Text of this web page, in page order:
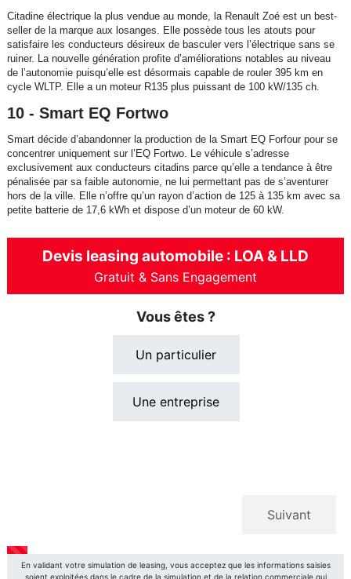
Citadine électrique la plus vendue au monde, la Renault Zoé est un best-
seller de la marque aux losanges. Elle possède tous les atouts pour
satisfaire les conducteurs désireux de basculer vers l’électrique sans se
ruiner. La nouvelle génération profite d’améliorations notables au niveau
de l’autonomie puisqu’elle est désormais capable de rouler 395 km en
cycle WLTP. Elle a un moteur R135 plus puissant de 100 kW/135 ch.
10 - Smart EQ Fortwo
Smart décide d’abandonner la production de la Smart EQ Forfour pour se
concentrer uniquement sur l’EQ Fortwo. Le véhicule s’adresse
exclusivement aux conducteurs citadins parce qu’elle a tendance à être
pénalisée par sa faible autonomie, ne lui permettant pas de s’aventurer
hors de la ville. Elle n’offre qu’un rayon d’action de 125 à 135 km avec sa
petite batterie de 17,6 kWh et dispose d’un moteur de 60 kW.